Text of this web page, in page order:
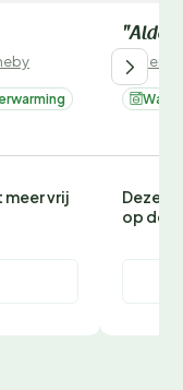
vrij
Deze
op de